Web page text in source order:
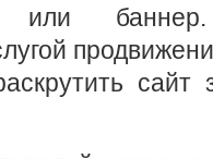
или
сайт